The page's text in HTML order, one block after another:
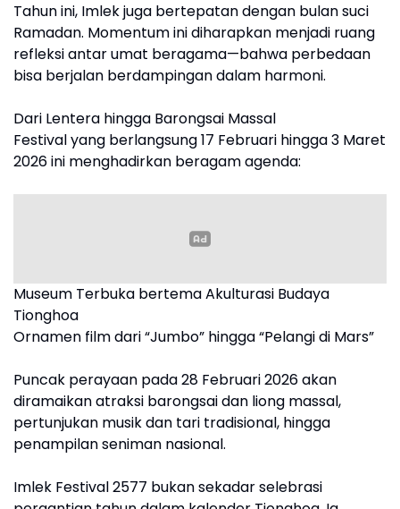
Tahun ini, Imlek juga bertepatan dengan bulan suci
Ramadan. Momentum ini diharapkan menjadi ruang
refleksi antar umat beragama—bahwa perbedaan
bisa berjalan berdampingan dalam harmoni.
Dari Lentera hingga Barongsai Massal
Festival yang berlangsung 17 Februari hingga 3 Maret
2026 ini menghadirkan beragam agenda:
Museum Terbuka bertema Akulturasi Budaya
Tionghoa
Ornamen film dari “Jumbo” hingga “Pelangi di Mars”
Puncak perayaan pada 28 Februari 2026 akan
diramaikan atraksi barongsai dan liong massal,
pertunjukan musik dan tari tradisional, hingga
penampilan seniman nasional.
Imlek Festival 2577 bukan sekadar selebrasi